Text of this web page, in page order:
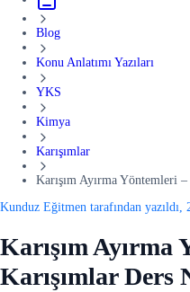
Blog
Konu Anlatımı Yazıları
YKS
Kimya
Karışımlar
Karışım Ayırma Yöntemleri
Kunduz Eğitmen tarafından yazıldı,
Karışım Ayırma
Karışımlar Ders